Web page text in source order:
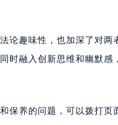
论趣味性，也加深了对两
时融入创新思维和幽默感
保养的问题，可以拨打页